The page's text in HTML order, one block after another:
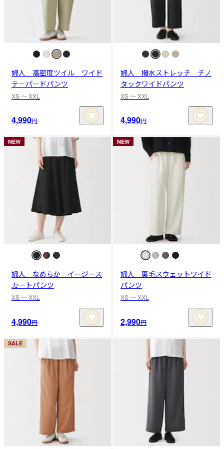
婦人 高密度ツイル ワイド
テーパードパンツ
XS 〜 XXL
4,990円
婦人 撥水ストレッチ チノ
タックワイドパンツ
XS 〜 XXL
4,990円
NEW
婦人 なめらか イージース
カートパンツ
XS 〜 XXL
4,990円
NEW
婦人 裏毛スウェットワイド
パンツ
XS 〜 XXL
2,990円
SALE